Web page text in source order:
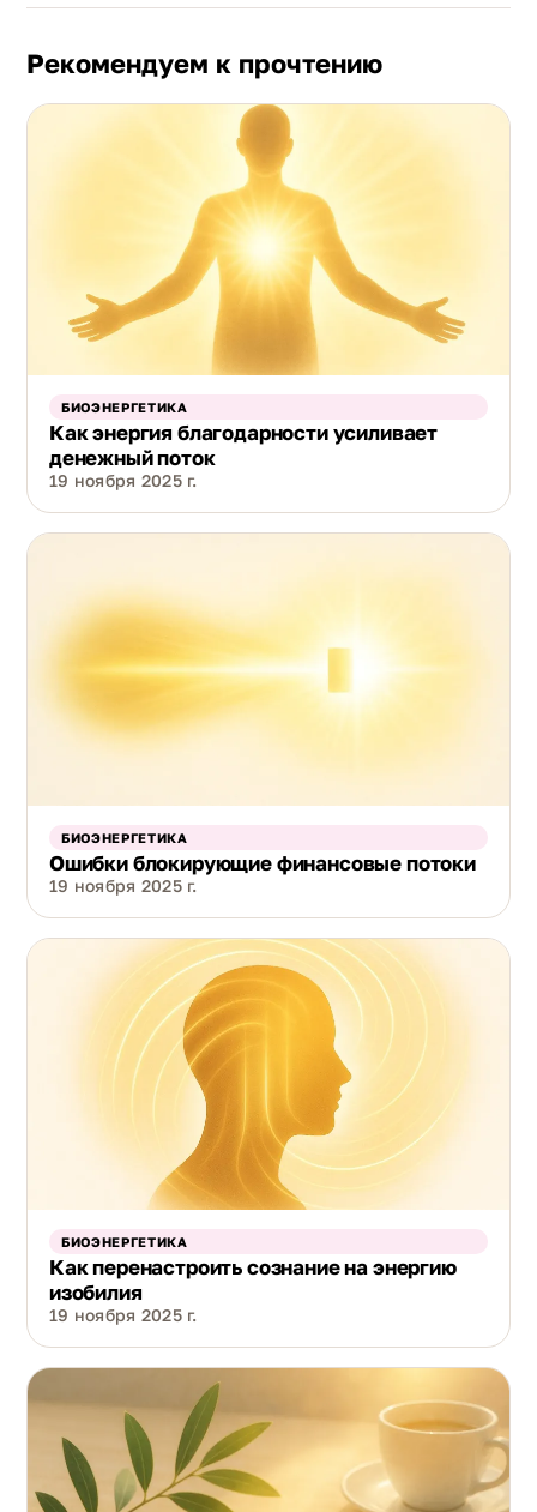
Рекомендуем к прочтению
БИОЭНЕРГЕТИКА
Как энергия благодарности усиливает
денежный поток
19 ноября 2025 г.
БИОЭНЕРГЕТИКА
Ошибки блокирующие финансовые потоки
19 ноября 2025 г.
БИОЭНЕРГЕТИКА
Как перенастроить сознание на энергию
изобилия
19 ноября 2025 г.